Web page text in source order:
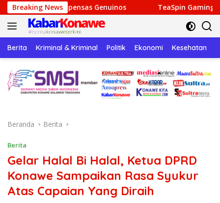
Langsung
ke
konten
Breaking News
Genuinos TeaSpin Gaming: Your Personal
Berita Kriminal & Kriminal Politik Ekonomi Kesehatan
Beranda Berita
Berita
Gelar Halal Bi Halal, Ketua DPRD
Konawe Sampaikan Rasa Syukur
Atas Capaian Yang Diraih